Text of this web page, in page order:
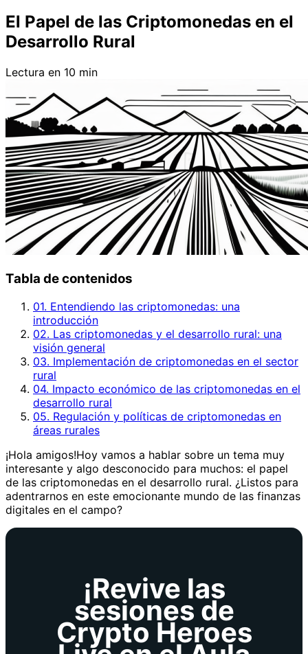
El Papel de las Criptomonedas en el
Desarrollo Rural
Lectura en 10 min
Tabla de contenidos
01. Entendiendo las criptomonedas: una
introducción
02. Las criptomonedas y el desarrollo rural: una
visión general
03. Implementación de criptomonedas en el sector
rural
04. Impacto económico de las criptomonedas en el
desarrollo rural
05. Regulación y políticas de criptomonedas en
áreas rurales
¡Hola amigos!Hoy vamos a hablar sobre un tema muy
interesante y algo desconocido para muchos: el papel
de las criptomonedas en el desarrollo rural. ¿Listos para
adentrarnos en este emocionante mundo de las finanzas
digitales en el campo?
¡Revive las
sesiones de
Crypto Heroes